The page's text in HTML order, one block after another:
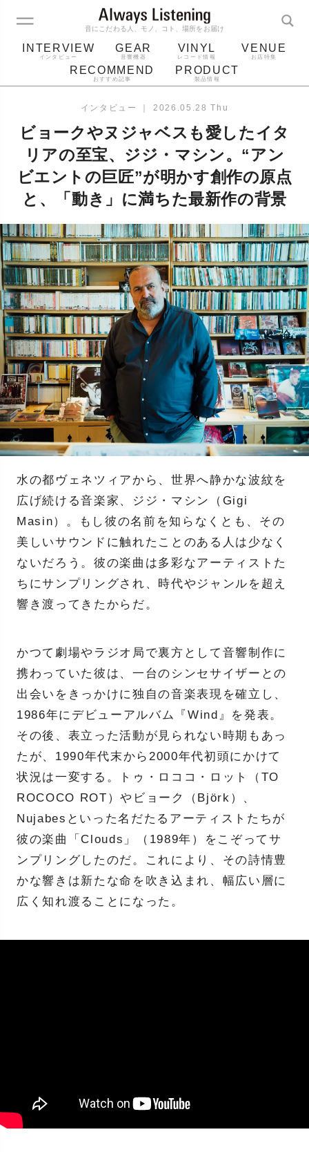
音にこだわる人、モノ、コト、場所をお届け
INTERVIEW
インタビュー
GEAR
音響機器
VINYL
レコード情報
VENUE
お店特集
RECOMMEND
おすすめ記事
PRODUCT
製品情報
アルバム
レコード針
インタビュー ｜ 2026.05.28 Thu
ビョークやヌジャベスも愛したイタ
リアの至宝、ジジ・マシン。“アン
ビエントの巨匠”が明かす創作の原点
と、「動き」に満ちた最新作の背景
水の都ヴェネツィアから、世界へ静かな波紋を
広げ続ける音楽家、ジジ・マシン（Gigi
Masin）。もし彼の名前を知らなくとも、その
美しいサウンドに触れたことのある人は少なく
ないだろう。彼の楽曲は多彩なアーティストた
ちにサンプリングされ、時代やジャンルを超え
響き渡ってきたからだ。
かつて劇場やラジオ局で裏方として音響制作に
携わっていた彼は、一台のシンセサイザーとの
出会いをきっかけに独自の音楽表現を確立し、
1986年にデビューアルバム『Wind』を発表。
その後、表立った活動が見られない時期もあっ
たが、1990年代末から2000年代初頭にかけて
状況は一変する。トゥ・ロココ・ロット（TO
ROCOCO ROT）やビョーク（Björk）、
Nujabesといった名だたるアーティストたちが
彼の楽曲「Clouds」（1989年）をこぞってサ
ンプリングしたのだ。これにより、その詩情豊
かな響きは新たな命を吹き込まれ、幅広い層に
広く知れ渡ることになった。